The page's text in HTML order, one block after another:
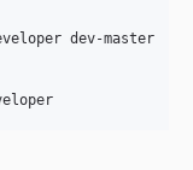
dev-master